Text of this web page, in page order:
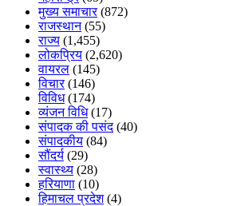
मुख्य समाचार(872)
राजस्थान(55)
राज्य (1,455)
लोकप्रिय (2,620)
वायरल (145)
विचार(146)
विविध(174)
व्यंजन विधि(17)
संपादक की पसंद(40)
संपादकीय (84)
सौंदर्य (29)
स्वास्थ्य (28)
हरियाणा (10)
हिमाचल प्रदेश(4)